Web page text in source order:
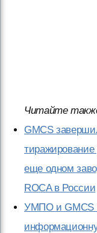
Читайте
GMCS
еще одном
ROCA в России
УМПО и GMCS